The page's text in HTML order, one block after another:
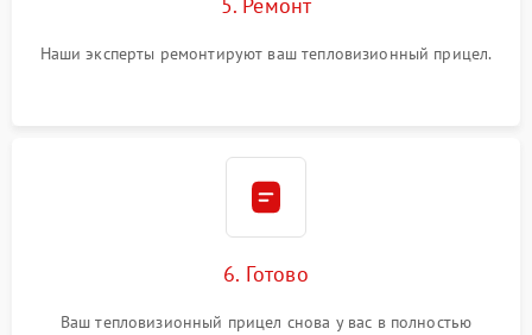
Наши эксперты ремонтируют ваш тепловизионный прицел.
6. Готово
Ваш тепловизионный прицел снова у вас в полностью